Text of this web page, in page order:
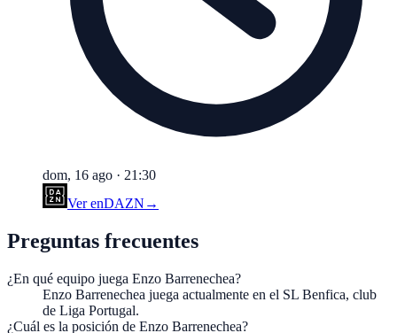
dom, 16 ago · 21:30
Ver enDAZN →
Preguntas frecuentes
¿En qué equipo juega Enzo Barrenechea?
Enzo Barrenechea juega actualmente en el SL Benfica, club
de Liga Portugal.
¿Cuál es la posición de Enzo Barrenechea?